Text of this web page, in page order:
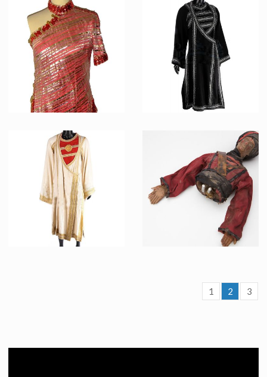
Casquette de de l'équipe de tournage du Temple Maudit
Fait pour la production
Blouson en Jean de l'équipe de tournage du Temple Maudit
Fait pour la production
Costume orange original de danseuse du Club Obi Wan
Vu à l'écran
Costume original d'un Garde Noir du Temple Maudit
Vu à l'écran
Figurine miniature d'un garde Thug fabriquée par ILM
1 2 3